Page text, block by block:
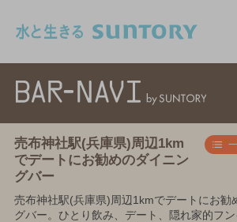
売布神社駅(兵庫県)周辺1km
でデートにお勧めのダイニン
グバー
売布神社駅(兵庫県)周辺1kmでデートにお勧
グバー。ひとり飲み、デート、隠れ家的フ